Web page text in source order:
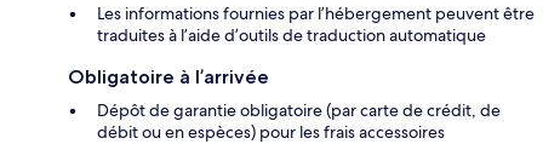
Les informations fournies par l’hébergement peuvent être
traduites à l’aide d’outils de traduction automatique
Obligatoire à l’arrivée
Dépôt de garantie obligatoire (par carte de crédit, de
débit ou en espèces) pour les frais accessoires